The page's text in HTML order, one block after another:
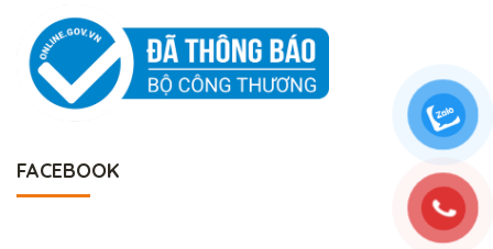
FACEBOOK